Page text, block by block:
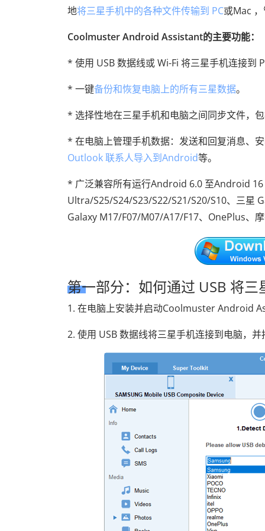
地将三星手机中的各种文件传输到 PC或Mac
Coolmuster Android Assistant的主要功能：
* 使用 USB 数据线或 Wi-Fi 将三星手机连接到
* 一键备份和恢复电脑上的所有三星数据。
* 选择性地在三星手机和电脑之间同步文件，
* 在电脑上管理手机数据：发送和回复消息、
Outlook 联系人导入到Android等。
* 广泛兼容所有运行Android 6.0 至Android 16
Ultra/S25/S24/S23/S22/S21/S20/S10、三星
Galaxy M17/F07/M07/A17/F17、OnePlus、
第一部分：如何通过 USB 将
1. 在电脑上安装并启动Coolmuster Android
2. 使用 USB 数据线将三星手机连接到电脑，